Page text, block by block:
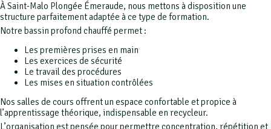
À Saint-Malo Plongée Émeraude, nous mettons à disposition une
structure parfaitement adaptée à ce type de formation.
Notre bassin profond chauffé permet :
Les premières prises en main
Les exercices de sécurité
Le travail des procédures
Les mises en situation contrôlées
Nos salles de cours offrent un espace confortable et propice à
l’apprentissage théorique, indispensable en recycleur.
L’organisation est pensée pour permettre concentration, répétition et